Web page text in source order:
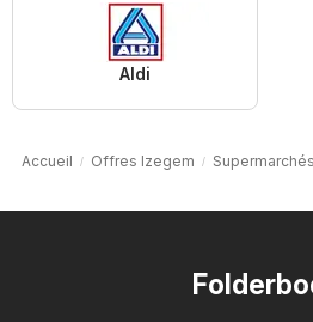
Aldi
Accueil Offres Izegem